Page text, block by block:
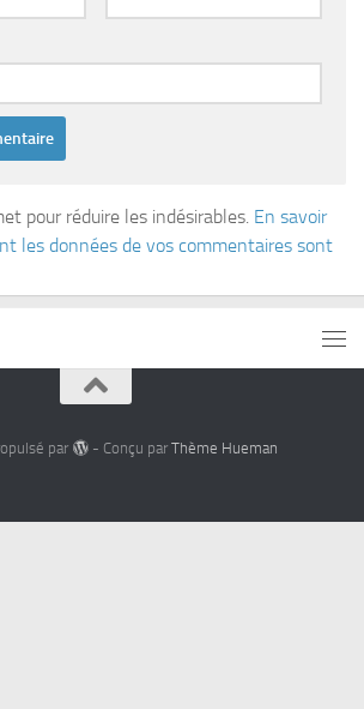
pour réduire les indésirables. En savoir
les données de vos commentaires sont
par - Conçu par Thème Hueman